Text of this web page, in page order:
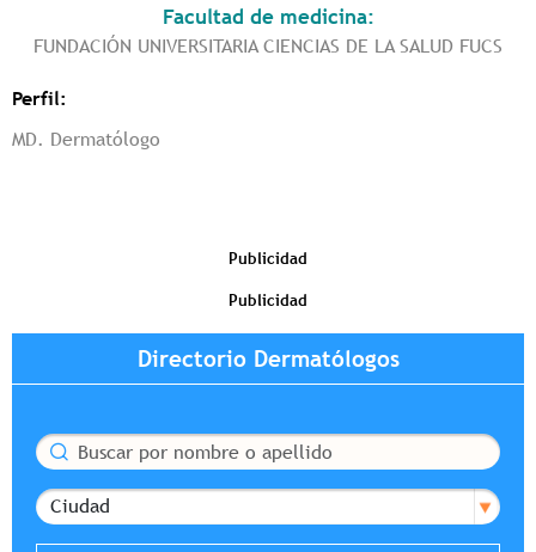
Facultad de medicina:
FUNDACIÓN UNIVERSITARIA CIENCIAS DE LA SALUD FUCS
Perfil:
MD. Dermatólogo
Publicidad
Publicidad
Directorio Dermatólogos
Buscar
Ciudad